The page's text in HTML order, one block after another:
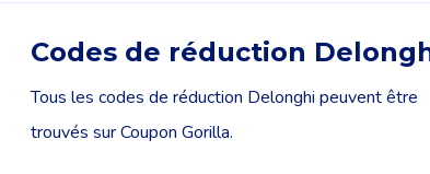
Codes de réduction
Tous les codes de réduction Delonghi peuvent être
trouvés sur Coupon Gorilla.